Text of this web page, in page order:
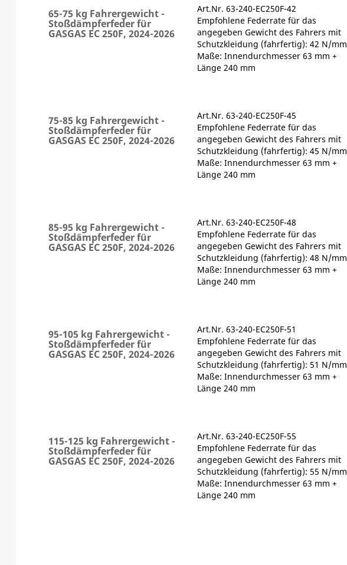
65-75 kg Fahrergewicht -
Stoßdämpferfeder für
GASGAS EC 250F, 2024-2026
Art.Nr. 63-240-EC250F-42
Empfohlene Federrate für das
angegeben Gewicht des Fahrers mit
Schutzkleidung (fahrfertig): 42 N/mm
Maße: Innendurchmesser 63 mm +
Länge 240 mm
75-85 kg Fahrergewicht -
Stoßdämpferfeder für
GASGAS EC 250F, 2024-2026
Art.Nr. 63-240-EC250F-45
Empfohlene Federrate für das
angegeben Gewicht des Fahrers mit
Schutzkleidung (fahrfertig): 45 N/mm
Maße: Innendurchmesser 63 mm +
Länge 240 mm
85-95 kg Fahrergewicht -
Stoßdämpferfeder für
GASGAS EC 250F, 2024-2026
Art.Nr. 63-240-EC250F-48
Empfohlene Federrate für das
angegeben Gewicht des Fahrers mit
Schutzkleidung (fahrfertig): 48 N/mm
Maße: Innendurchmesser 63 mm +
Länge 240 mm
95-105 kg Fahrergewicht -
Stoßdämpferfeder für
GASGAS EC 250F, 2024-2026
Art.Nr. 63-240-EC250F-51
Empfohlene Federrate für das
angegeben Gewicht des Fahrers mit
Schutzkleidung (fahrfertig): 51 N/mm
Maße: Innendurchmesser 63 mm +
Länge 240 mm
115-125 kg Fahrergewicht -
Stoßdämpferfeder für
GASGAS EC 250F, 2024-2026
Art.Nr. 63-240-EC250F-55
Empfohlene Federrate für das
angegeben Gewicht des Fahrers mit
Schutzkleidung (fahrfertig): 55 N/mm
Maße: Innendurchmesser 63 mm +
Länge 240 mm